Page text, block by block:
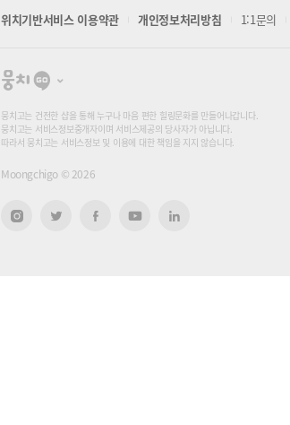
위치기반서비스 이용약관
개인정보처리방침 1:1문의
뭉
고
뭉치고는 건전한 샵을 통해 누구나 마음 편한 힐링문화를 만들어나갑니다.
뭉치고는 서비스정보중개자이며 서비스제공의 당사자가 아닙니다.
따라서 뭉치고는 서비스정보 및 이용에 대한 책임을 지지 않습니다.
Moongchigo © 2026